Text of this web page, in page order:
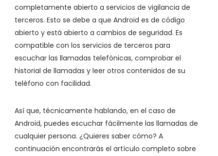
completamente abierto a servicios de vigilancia de
terceros. Esto se debe a que Android es de código
abierto y está abierto a cambios de seguridad. Es
compatible con los servicios de terceros para
escuchar las llamadas telefónicas, comprobar el
historial de llamadas y leer otros contenidos de su
teléfono con facilidad.
Así que, técnicamente hablando, en el caso de
Android, puedes escuchar fácilmente las llamadas de
cualquier persona. ¿Quieres saber cómo? A
continuación encontrarás el artículo completo sobre